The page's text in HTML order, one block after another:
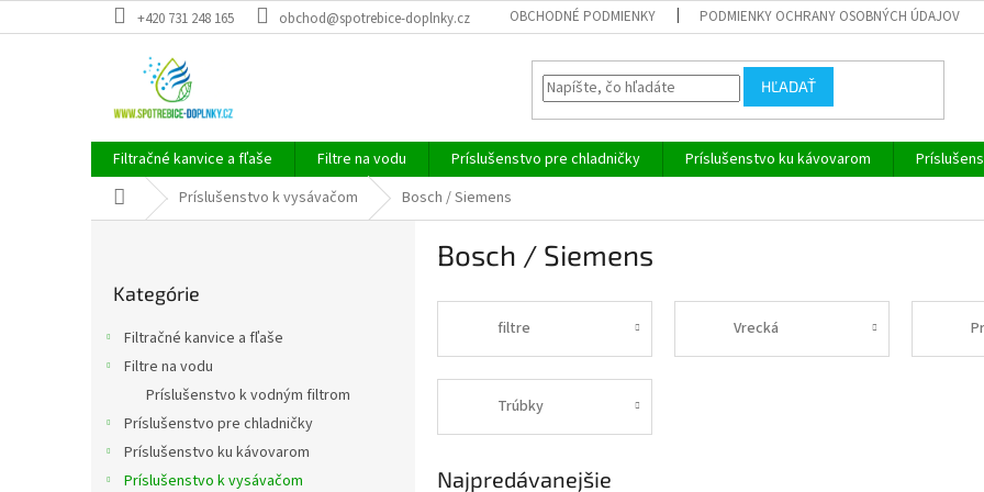
na
+420 731 248 165 obchod@spotrebice-doplnky.cz OBCHODNÉ PODMIENKY PODMIENKY OCHRANY OSOBNÝCH ÚDAJOV
HĽADAŤ
Filtračné kanvice a fľaše Filtre na vodu Príslušenstvo pre chladničky Príslušenstvo ku kávovarom
DomovPríslušenstvo k vysávačom Bosch / Siemens
kategórie
Kategórie
Filtračné kanvice a fľaše
Filtre na vodu
Príslušenstvo k vodným filtrom
Príslušenstvo pre chladničky
Príslušenstvo ku kávovarom
Príslušenstvo k vysávačom
Bosch / Siemens
filtre Vrecká
Trúbky
Najpredávanejšie